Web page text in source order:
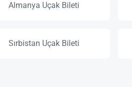
Almanya Uçak Bileti
Sırbistan Uçak Bileti